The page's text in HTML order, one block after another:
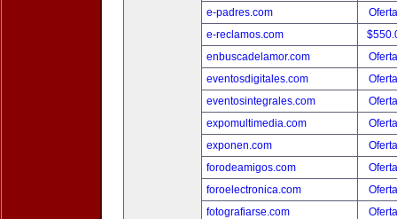
e-padres.com
e-reclamos.com
enbuscadelamor.com
eventosdigitales.com
eventosintegrales.com
expomultimedia.com
exponen.com
forodeamigos.com
foroelectronica.com
fotografiarse.com